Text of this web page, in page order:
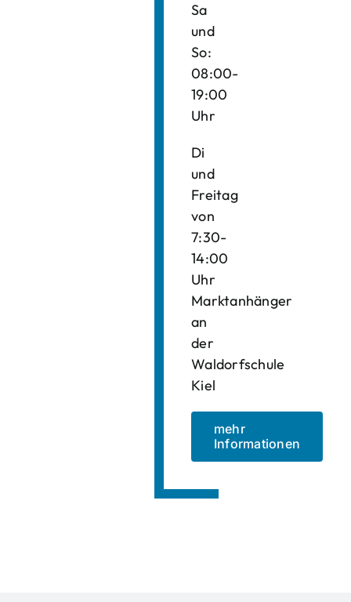
Sa
und
So:
08:00-
19:00
Uhr
Di
und
Freitag
von
7:30-
14:00
Uhr
Marktanhänger
an
der
Waldorfschule
Kiel
mehr
Informationen